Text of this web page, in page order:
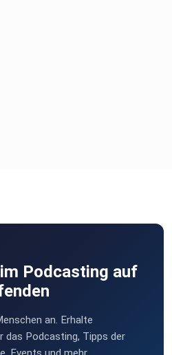
Podcasting auf
an. Erhalte
das Podcasting, Tipps der